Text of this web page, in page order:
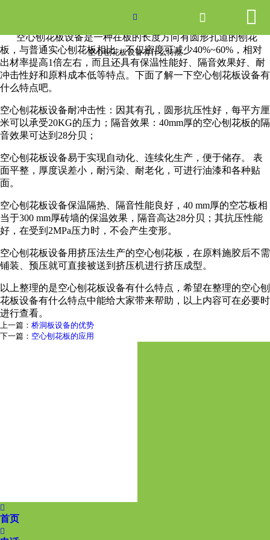
网站首页
产品中心
新闻中心
关于爱游戏ayx体育
联系我们

空心刨花板设备有什么特点
 
空心刨花板设备有什么特点
空心刨花板设备是一种在板的长度方向有圆形孔道的刨花
板，与普通实心刨花板相比，不仅密度可减少40%~60%，相对
出材率提高1倍左右，而且还具有保温性能好、隔音效果好、耐
冲击性好和原料成本低等特点。下面了解一下空心刨花板设备有
什么特点吧。
空心刨花板设备耐冲击性：因其有孔，圆形抗压性好，每平方厘
米可以承受20KG的压力；隔音效果：40mm厚的空心刨花板的隔
音效果可达到28分贝；
空心刨花板设备易于实现自动化、连续化生产，便于储存。 表
面平整，厚度误差小，耐污染、耐老化，可进行油漆和各种贴
面。
空心刨花板设备保温隔热、隔音性能良好，40 mm厚的空芯板相
当于300 mm厚砖墙的保温效果，隔音高达28分贝；其抗压性能
好，在受到2MPa压力时，不会产生变形。
空心刨花板设备用挤压法生产的空心刨花板，在原料施胶后不需
铺装、预压就可直接被送到挤压机进行挤压成型。
以上整理的是空心刨花板设备有什么特点，希望在整理的空心刨
花板设备有什么特点中能给大家带来帮助，以上内容可在必要时
进行查看。
上一篇： 桥洞板设备的优势
下一篇： 空心刨花板的应用

首页
